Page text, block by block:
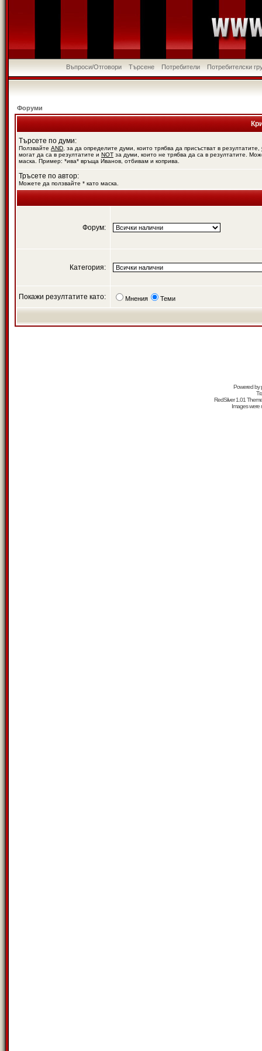
Въпроси/Отговори Търсене Потребители Потребителски
Форуми
Търсете по думи:
Ползвайте AND , за да определите думи, които трябва да присъстват в резултатите,
могат да са в резултатите и NOT за думи, които не трябва да са в резултатите.
маска. Пример: *ива* връща Иванов, отбивам и коприва.
Тръсете по автор:
Можете да ползвайте * като маска.
Форум:
Категория:
Покажи резултатите като: Мнения Теми
Powered by
RedSilver 1.01
Images were